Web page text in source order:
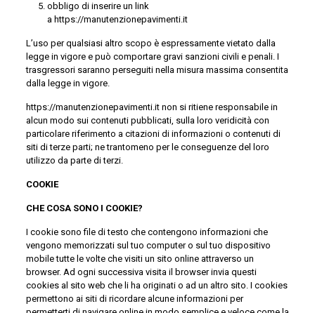
obbligo di inserire un link
a https://manutenzionepavimenti.it
L’uso per qualsiasi altro scopo è espressamente vietato dalla
legge in vigore e può comportare gravi sanzioni civili e penali. I
trasgressori saranno perseguiti nella misura massima consentita
dalla legge in vigore.
https://manutenzionepavimenti.it non si ritiene responsabile in
alcun modo sui contenuti pubblicati, sulla loro veridicità con
particolare riferimento a citazioni di informazioni o contenuti di
siti di terze parti; ne trantomeno per le conseguenze del loro
utilizzo da parte di terzi.
COOKIE
CHE COSA SONO I COOKIE?
I cookie sono file di testo che contengono informazioni che
vengono memorizzati sul tuo computer o sul tuo dispositivo
mobile tutte le volte che visiti un sito online attraverso un
browser. Ad ogni successiva visita il browser invia questi
cookies al sito web che li ha originati o ad un altro sito. I cookies
permettono ai siti di ricordare alcune informazioni per